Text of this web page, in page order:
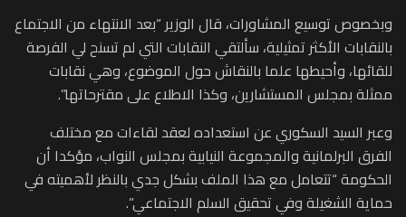
وبخصوص توسيع المشاورات، قال الوزير “بعد الانتهاء من الاجتماع
بالنقابات الأكثر تمثيلية، سألتقي النقابات التي لم تسنح لي الفرصة
للقائها، وأحيطها علما بالنقاش حول الموضوع، وهي نقابات
ممثلة بمجلس المستشارين، وكذا الاطلاع على مقترحاتها”.
وعبر السيد السكوري عن استعداده لعقد لقاءات مع مختلف
الفرق البرلمانية والمجموعة النيابية بمجلس النواب، مؤكدا أن
الحكومة “تتعامل مع هذا الملف بشكل جدي بالنظر لأهميته في
حماية الشغيلة وفي تحقيق السلم الاجتماعي”.